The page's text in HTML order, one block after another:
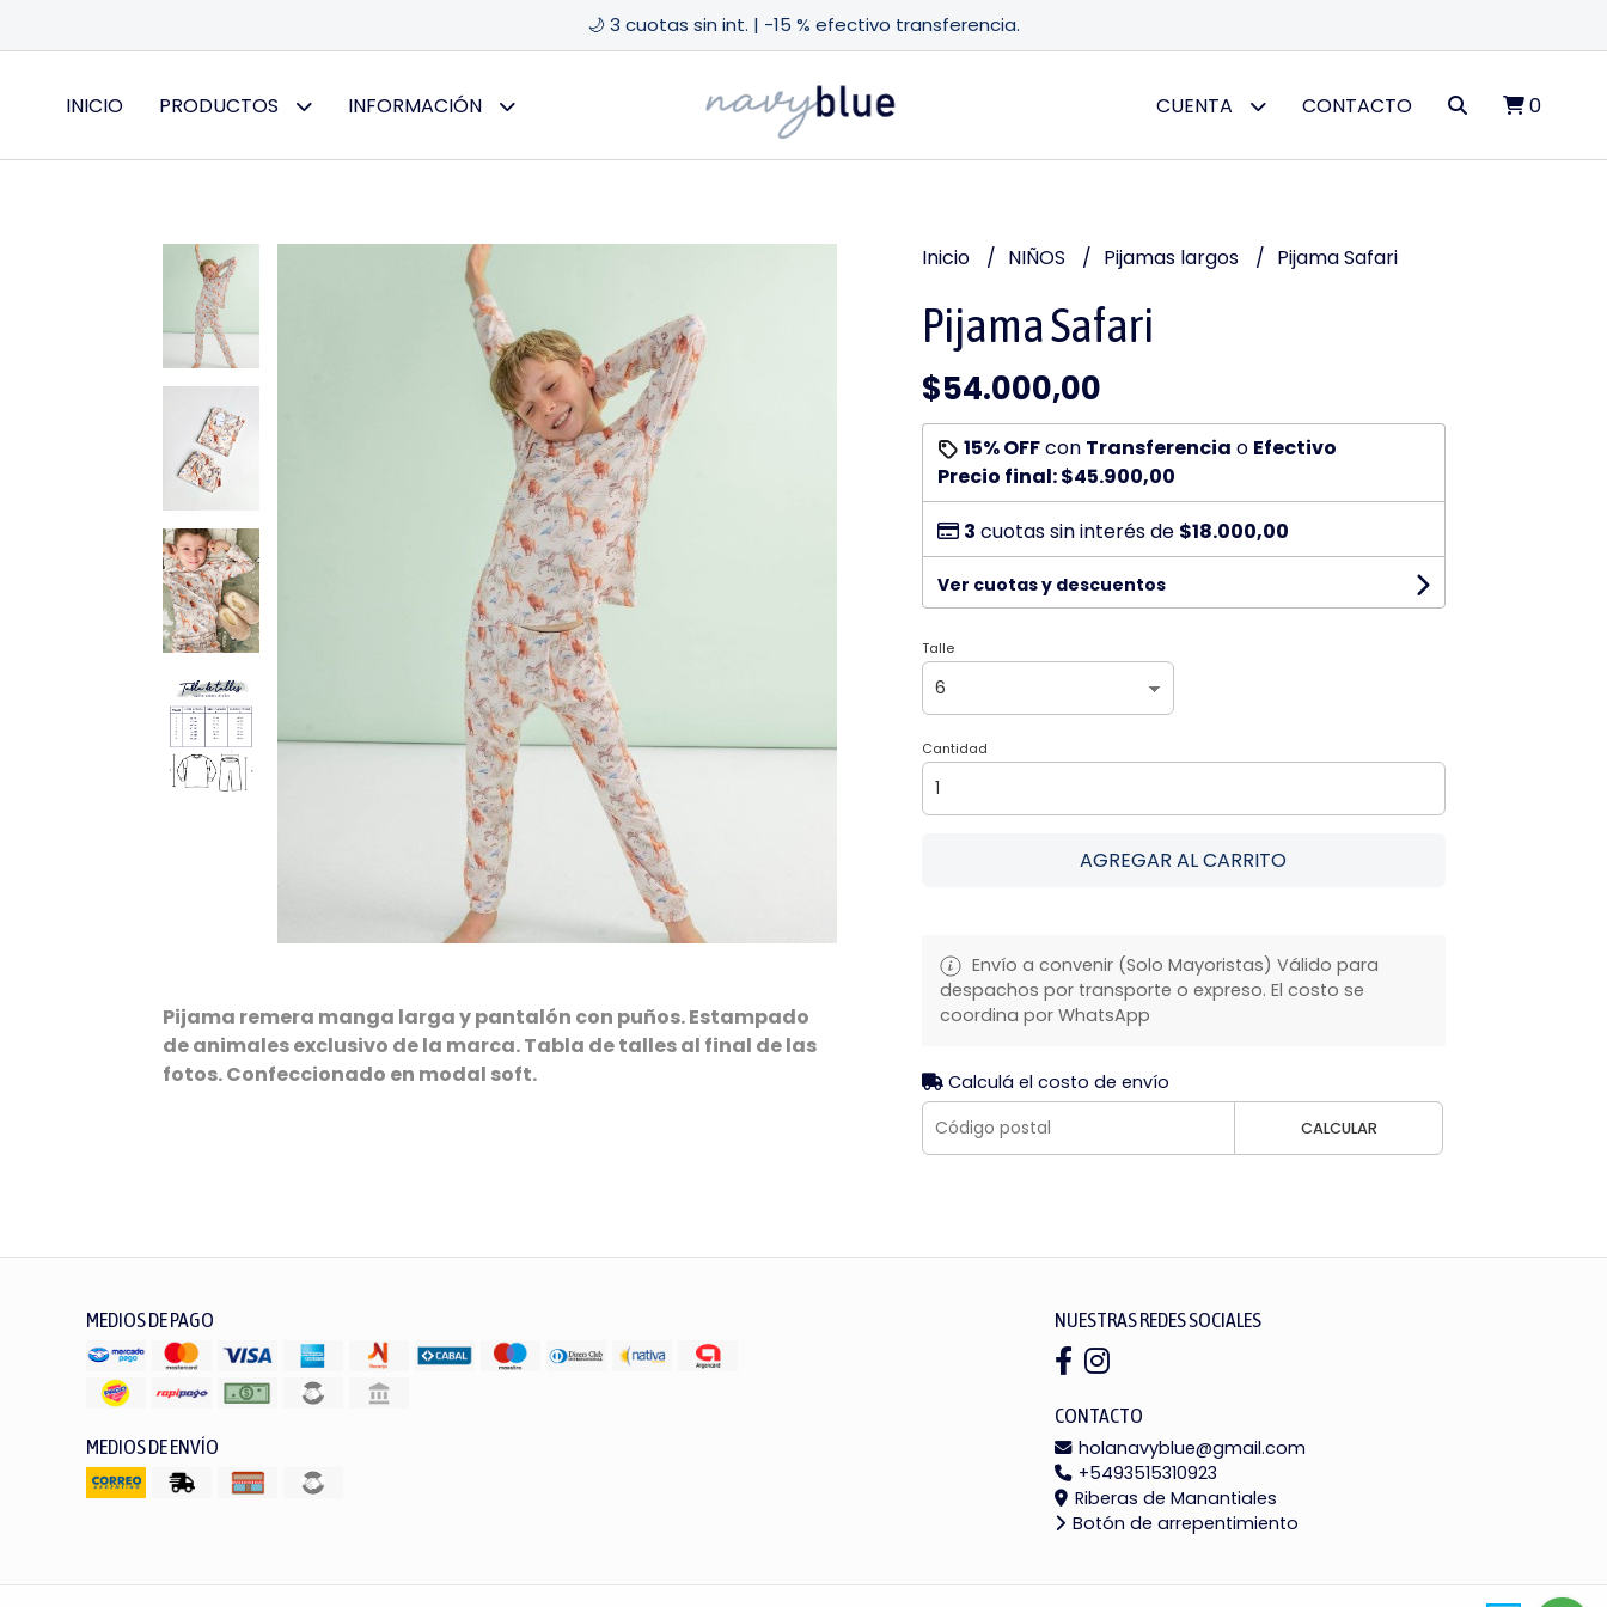
🌙 3 cuotas sin int. | -15 % efectivo transferencia.
INICIO PRODUCTOS INFORMACIÓN CUENTA CONTACTO 0
Pijama remera manga larga y pantalón con puños. Estampado
de animales exclusivo de la marca. Tabla de talles al final de las
fotos. Confeccionado en modal soft.
Inicio NIÑOS Pijamas largos Pijama Safari
Pijama Safari
$54.000,00
15% OFFcon Transferencia o Efectivo
Precio final:$45.900,00
3 cuotas sin interés de $18.000,00
Ver cuotas y descuentos
Talle
Cantidad
AGREGAR AL CARRITO
Envío a convenir (Solo Mayoristas) Válido para
despachos por transporte o expreso. El costo se
coordina por WhatsApp
Calculá el costo de envío
CALCULAR
MEDIOS DE PAGO
MEDIOS DE ENVÍO
NUESTRAS REDES SOCIALES
CONTACTO
holanavyblue@gmail.com
+5493515310923
Riberas de Manantiales
Botón de arrepentimiento